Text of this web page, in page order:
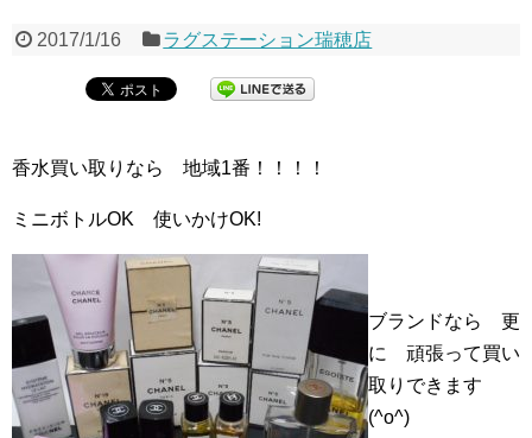
2017/1/16 ラグステーション瑞穂店
香水買い取りなら 地域1番！！！！
ミニボトルOK 使いかけOK!
ブランドなら 更
に 頑張って買い
取りできます
(^o^)